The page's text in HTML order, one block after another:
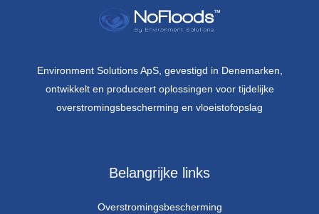
Environment Solutions ApS, gevestigd in Denemarken,
ontwikkelt en produceert oplossingen voor tijdelijke
overstromingsbescherming en vloeistofopslag
Belangrijke links
Overstromingsbescherming